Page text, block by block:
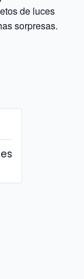
de luces
sorpresas.